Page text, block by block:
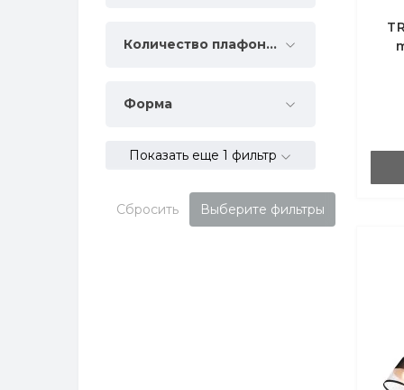
Количество плафонов
Форма
Показать еще 1 фильтр
Сбросить Выберите фильтры